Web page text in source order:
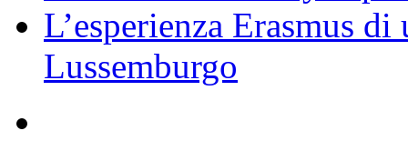
L’esperienza Erasmus
Lussemburgo